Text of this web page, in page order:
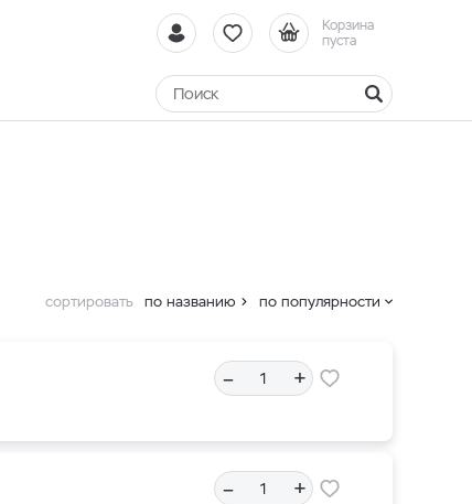
Корзина
пуста
сортировать по названию по популярности
– +
– +